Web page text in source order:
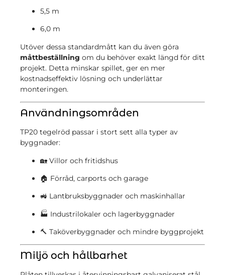
5,5 m
6,0 m
Utöver dessa standardmått kan du även göra
måttbeställning om du behöver exakt längd för ditt
projekt. Detta minskar spillet, ger en mer
kostnadseffektiv lösning och underlättar
monteringen.
Användningsområden
TP20 tegelröd passar i stort sett alla typer av
byggnader:
🏡 Villor och fritidshus
🏠 Förråd, carports och garage
🚜 Lantbruksbyggnader och maskinhallar
🏭 Industrilokaler och lagerbyggnader
🔨 Taköverbyggnader och mindre byggprojekt
Miljö och hållbarhet